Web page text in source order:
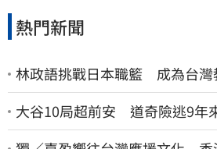
熱門新聞
林政語挑戰日本職籃 成為台灣
大谷10局超前安 道奇險逃9年